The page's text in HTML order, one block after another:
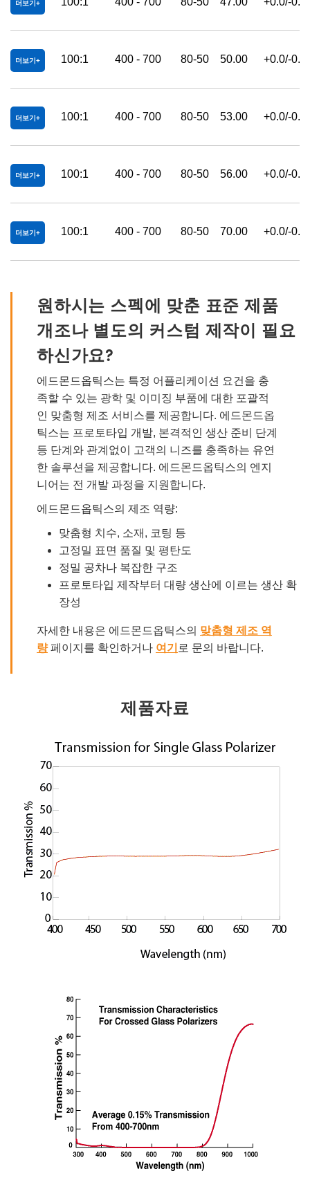
더보기
더보기 100:1 400 - 700 80-50 50.00 +0.0/-0.2
더보기 100:1 400 - 700 80-50 53.00 +0.0/-0.2
더보기 100:1 400 - 700 80-50 56.00 +0.0/-0.2
더보기 100:1 400 - 700 80-50 70.00 +0.0/-0.2
원하시는 스펙에 맞춘 표준 제품
개조나 별도의 커스텀 제작이 필요
하신가요?
에드몬드옵틱스는 특정 어플리케이션 요건을 충
족할 수 있는 광학 및 이미징 부품에 대한 포괄적
인 맞춤형 제조 서비스를 제공합니다. 에드몬드옵
틱스는 프로토타입 개발, 본격적인 생산 준비 단계
등 단계와 관계없이 고객의 니즈를 충족하는 유연
한 솔루션을 제공합니다. 에드몬드옵틱스의 엔지
니어는 전 개발 과정을 지원합니다.
에드몬드옵틱스의 제조 역량:
맞춤형 치수, 소재, 코팅 등
고정밀 표면 품질 및 평탄도
정밀 공차나 복잡한 구조
프로토타입 제작부터 대량 생산에 이르는 생산 확
장성
자세한 내용은 에드몬드옵틱스의 맞춤형 제조 역
량페이지를 확인하거나 여기 로 문의 바랍니다.
제품자료